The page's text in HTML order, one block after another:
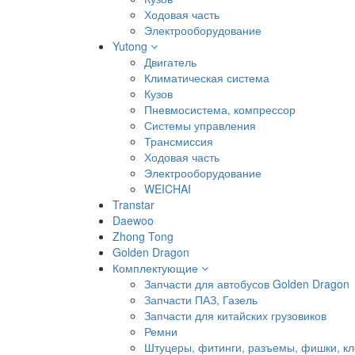
Ходовая часть
Электрооборудование
Yutong
Двигатель
Климатическая система
Кузов
Пневмосистема, компрессор
Системы управления
Трансмиссия
Ходовая часть
Электрооборудование
WEICHAI
Transtar
Daewoo
Zhong Tong
Golden Dragon
Комплектующие
Запчасти для автобусов Golden Dragon
Запчасти ПАЗ, Газель
Запчасти для китайских грузовиков
Ремни
Штуцеры, фитинги, разъемы, фишки,